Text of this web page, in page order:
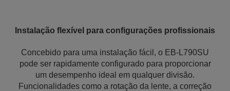
Instalação flexível para configurações profissionais
Concebido para uma instalação fácil, o EB-L790SU
pode ser rapidamente configurado para proporcionar
um desempenho ideal em qualquer divisão.
Funcionalidades como a rotação da lente, a correção